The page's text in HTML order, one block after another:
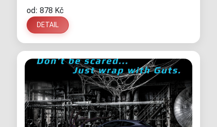
od: 878 Kč
DETAIL